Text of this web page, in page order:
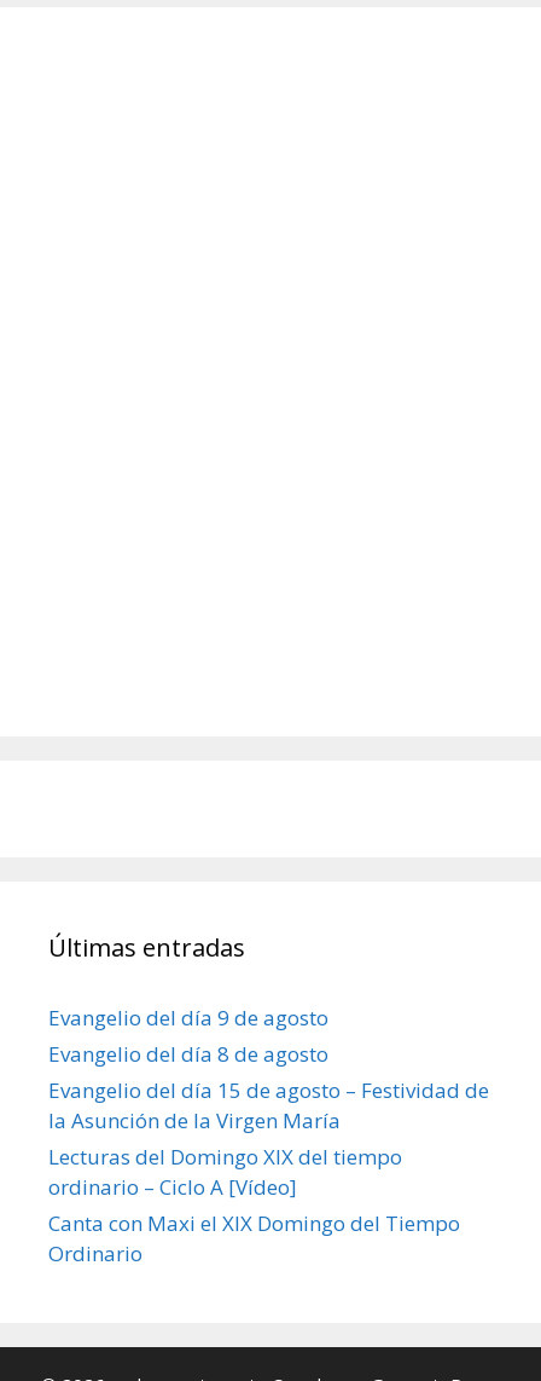
Últimas entradas
Evangelio del día 9 de agosto
Evangelio del día 8 de agosto
Evangelio del día 15 de agosto – Festividad de
la Asunción de la Virgen María
Lecturas del Domingo XIX del tiempo
ordinario – Ciclo A [Vídeo]
Canta con Maxi el XIX Domingo del Tiempo
Ordinario